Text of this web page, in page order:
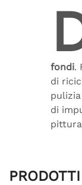
fondi.
di
di